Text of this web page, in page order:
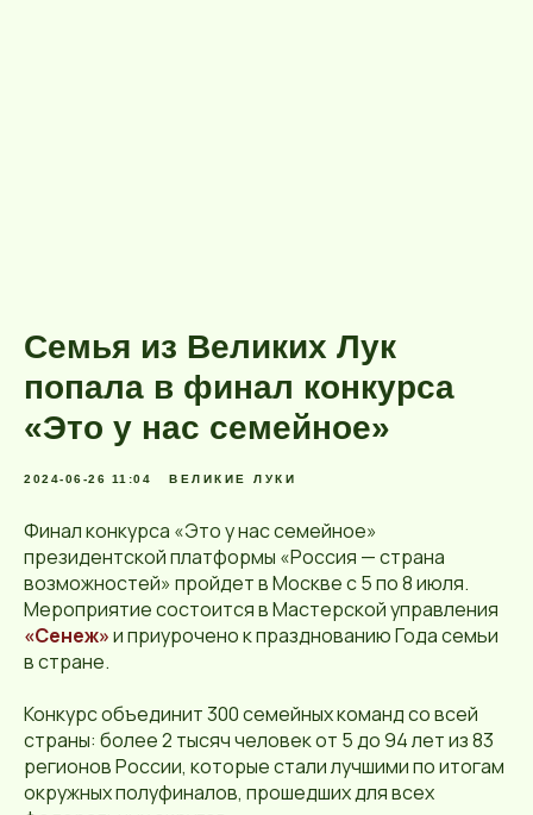
Семья из Великих Лук
попала в финал конкурса
«Это у нас семейное»
2024-06-26 11:04 ВЕЛИКИЕ ЛУКИ
Финал конкурса «Это у нас семейное»
президентской платформы «Россия — страна
возможностей» пройдет в Москве с 5 по 8 июля.
Мероприятие состоится в Мастерской управления
«Сенеж»и приурочено к празднованию Года семьи
в стране.
Конкурс объединит 300 семейных команд со всей
страны: более 2 тысяч человек от 5 до 94 лет из 83
регионов России, которые стали лучшими по итогам
окружных полуфиналов, прошедших для всех